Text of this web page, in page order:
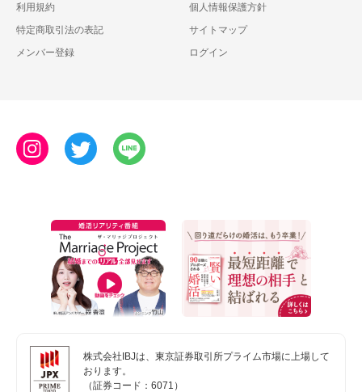
利用規約
個人情報保護方針
特定商取引法の表記
サイトマップ
メンバー登録
ログイン
株式会社IBJは、東京証券取引所プライム市場に上場して
おります。
（証券コード：6071）